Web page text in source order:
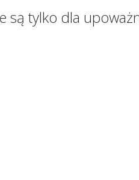
są tylko dla